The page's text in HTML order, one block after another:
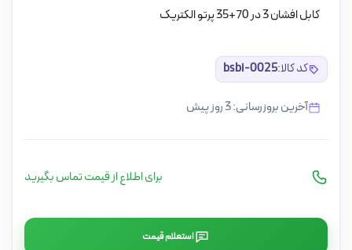
کابل افشان 3 در 70+35 پرتو الکتریک
کد کالا:bsbi-0025
آخرین بروزرسانی: 3 روز پیش
برای اطلاع از قیمت تماس بگیرید
استعلام قیمت